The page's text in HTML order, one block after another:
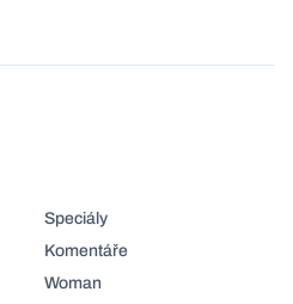
Speciály
Komentáře
Woman